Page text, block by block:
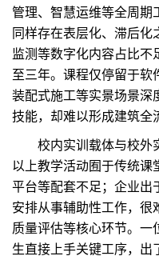
管理、智慧运维等全周期
同样存在表层化、滞后
监测等数字化内容占比不
至三年。课程仅停留于软
装配式施工等实景场景深
技能，却难以形成建筑全
校内实训载体与校外
以上教学活动囿于传统课
平台等配套不足；企业出
安排从事辅助性工作，很
质量评估等核心环节。一
生直接上手关键工序，出